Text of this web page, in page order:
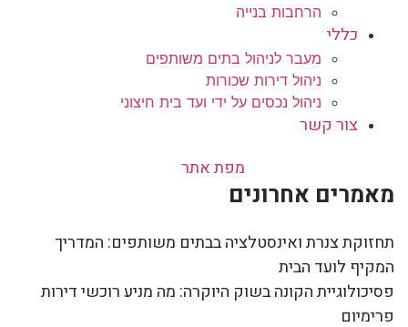
הרחבות בנייה
כללי
מעבר לניהול בתים משותפים
ניהול דירות שכורות
ניהול נכסים על ידי ועד בית חיצוני
צור קשר
מפת אתר
מאמרים אחרונים
תחזוקת צנרת ואינסטלציה בבתים משותפים: המדריך
המקיף לועד הבית
פסיכולוגיית הקונה בשוק היוקרה: מה מניע רוכשי דירות
פרימיום